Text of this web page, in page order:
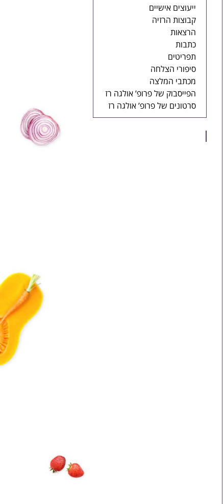
ייעוצים אישיים
קבוצות הרזיה
הרצאות
כתבות
תפריטים
סיפורי הצלחה
מכתבי המלצה
הפייסבוק של פרופ’ אולגה רז
סרטונים של פרופ’ אולגה רז